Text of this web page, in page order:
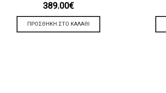
389.00€
ΠΡΟΣΘΉΚΗ ΣΤΟ ΚΑΛΆΘΙ